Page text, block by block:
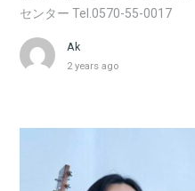
センター Tel.0570-55-0017
Ak
2 years ago